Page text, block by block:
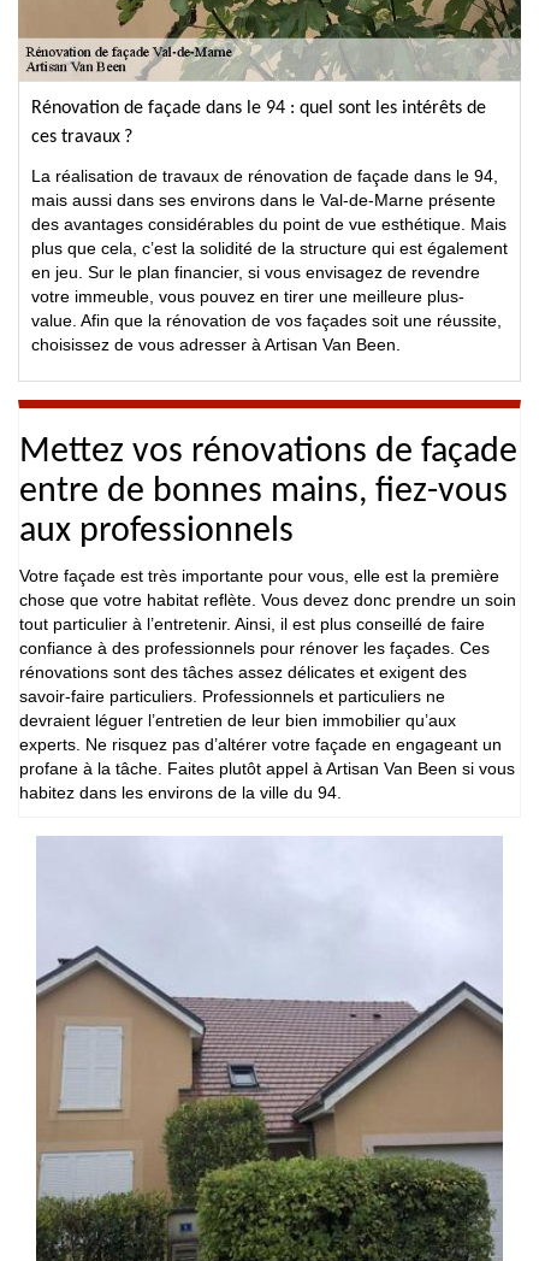
Rénovation de façade dans le 94 : quel sont les intérêts de
ces travaux ?
La réalisation de travaux de rénovation de façade dans le 94,
mais aussi dans ses environs dans le Val-de-Marne présente
des avantages considérables du point de vue esthétique. Mais
plus que cela, c’est la solidité de la structure qui est également
en jeu. Sur le plan financier, si vous envisagez de revendre
votre immeuble, vous pouvez en tirer une meilleure plus-
value. Afin que la rénovation de vos façades soit une réussite,
choisissez de vous adresser à Artisan Van Been.
Mettez vos rénovations de façade
entre de bonnes mains, fiez-vous
aux professionnels
Votre façade est très importante pour vous, elle est la première
chose que votre habitat reflète. Vous devez donc prendre un soin
tout particulier à l’entretenir. Ainsi, il est plus conseillé de faire
confiance à des professionnels pour rénover les façades. Ces
rénovations sont des tâches assez délicates et exigent des
savoir-faire particuliers. Professionnels et particuliers ne
devraient léguer l’entretien de leur bien immobilier qu’aux
experts. Ne risquez pas d’altérer votre façade en engageant un
profane à la tâche. Faites plutôt appel à Artisan Van Been si vous
habitez dans les environs de la ville du 94.